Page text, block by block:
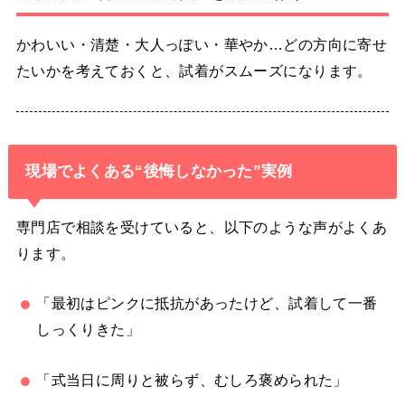
かわいい・清楚・大人っぽい・華やか…どの方向に寄せ
たいかを考えておくと、試着がスムーズになります。
現場でよくある“後悔しなかった”実例
専門店で相談を受けていると、以下のような声がよくあ
ります。
「最初はピンクに抵抗があったけど、試着して一番
しっくりきた」
「式当日に周りと被らず、むしろ褒められた」